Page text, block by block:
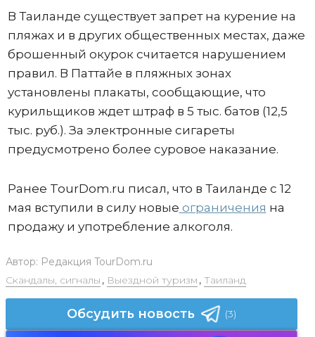
В Таиланде существует запрет на курение на
пляжах и в других общественных местах, даже
брошенный окурок считается нарушением
правил. В Паттайе в пляжных зонах
установлены плакаты, сообщающие, что
курильщиков ждет штраф в 5 тыс. батов (12,5
тыс. руб.). За электронные сигареты
предусмотрено более суровое наказание.
Ранее TourDom.ru писал, что в Таиланде с 12
мая вступили в силу новые ограничения на
продажу и употребление алкоголя.
Автор: Редакция TourDom.ru
Скандалы, сигналы , Выездной туризм , Таиланд
Обсудить новость (3)